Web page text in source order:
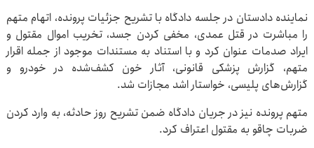
نماینده دادستان در جلسه دادگاه با تشریح جزئیات پرونده، اتهام متهم
را مباشرت در قتل عمدی، مخفی کردن جسد، تخریب اموال مقتول و
ایراد صدمات عنوان کرد و با استناد به مستندات موجود از جمله اقرار
متهم، گزارش پزشکی قانونی، آثار خون کشف‌شده در خودرو و
گزارش‌های پلیسی، خواستار اشد مجازات شد.
متهم پرونده نیز در جریان دادگاه ضمن تشریح روز حادثه، به وارد کردن
ضربات چاقو به مقتول اعتراف کرد.